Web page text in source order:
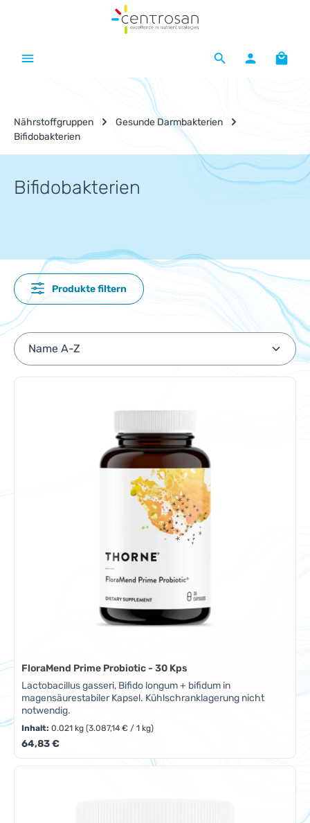
Zum Hauptinhalt springen
Nährstoffgruppen
Gesunde Darmbakterien
Bifidobakterien
Bifidobakterien
Produkte filtern
FloraMend Prime Probiotic - 30 Kps
Lactobacillus gasseri, Bifido longum + bifidum in
magensäurestabiler Kapsel. Kühlschranklagerung nicht
notwendig.
Inhalt:0.021 kg(3.087,14 € / 1 kg)
Regulärer Preis:
64,83 €